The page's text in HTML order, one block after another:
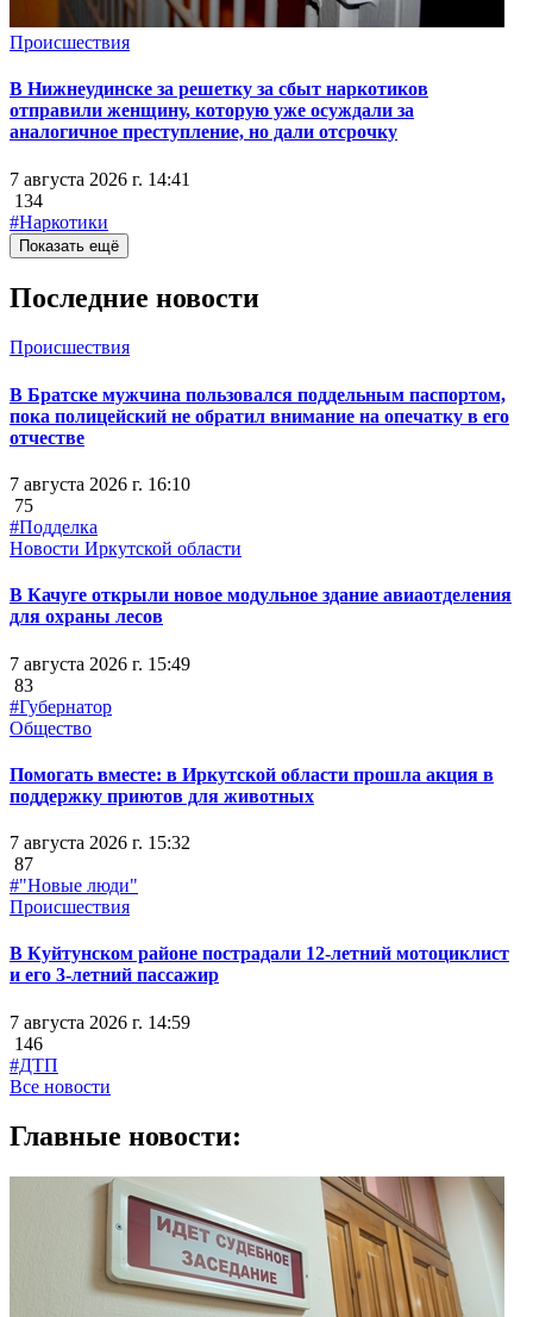
Происшествия
В Нижнеудинске за решетку за сбыт наркотиков
отправили женщину, которую уже осуждали за
аналогичное преступление, но дали отсрочку
7 августа 2026 г. 14:41
134
#Наркотики
Показать ещё
Последние новости
Происшествия
В Братске мужчина пользовался поддельным паспортом,
пока полицейский не обратил внимание на опечатку в его
отчестве
7 августа 2026 г. 16:10
75
#Подделка
Новости Иркутской области
В Качуге открыли новое модульное здание авиаотделения
для охраны лесов
7 августа 2026 г. 15:49
83
#Губернатор
Общество
Помогать вместе: в Иркутской области прошла акция в
поддержку приютов для животных
7 августа 2026 г. 15:32
87
#"Новые люди"
Происшествия
В Куйтунском районе пострадали 12-летний мотоциклист
и его 3-летний пассажир
7 августа 2026 г. 14:59
146
#ДТП
Все новости
Главные новости: